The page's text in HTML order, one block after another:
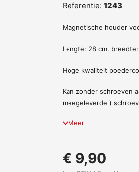
Referentie: 1243
Magnetische houder
Lengte: 28 cm.
Hoge kwaliteit
Kan zonder schroeven
meegeleverde )
Meer
€ 9,90